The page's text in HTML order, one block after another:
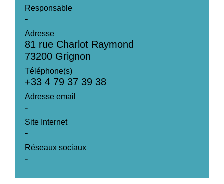
Responsable
-
Adresse
81 rue Charlot Raymond
73200 Grignon
Téléphone(s)
+33 4 79 37 39 38
Adresse email
-
Site Internet
-
Réseaux sociaux
-